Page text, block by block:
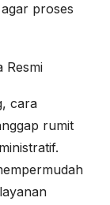
proses
Resmi
cara
rumit